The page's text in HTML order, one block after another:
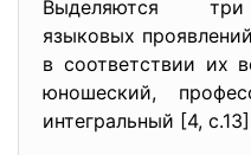
Выделяются три
языковых
в соответствии их
юношеский,
интегральный [4,